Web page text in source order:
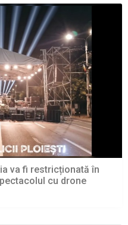
va fi restricționată în
cu drone